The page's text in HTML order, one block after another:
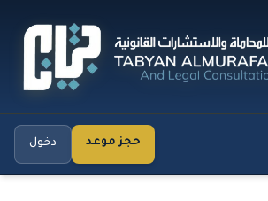
حجز موعد دخول